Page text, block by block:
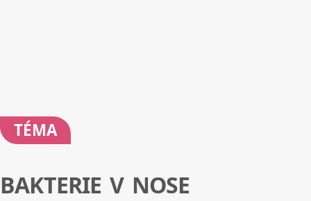
TÉMA
BAKTERIE V NOSE